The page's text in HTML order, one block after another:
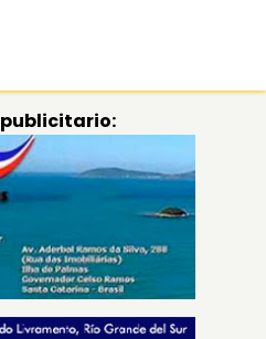
publicitario: